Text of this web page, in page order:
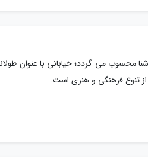
محسوب می گردد؛ خیابانی با عنوان
تنوع فرهنگی و هنری است.